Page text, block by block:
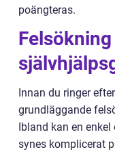
poängteras.
Innan du ringer
grundläggande
Ibland kan en
synes komplicerat